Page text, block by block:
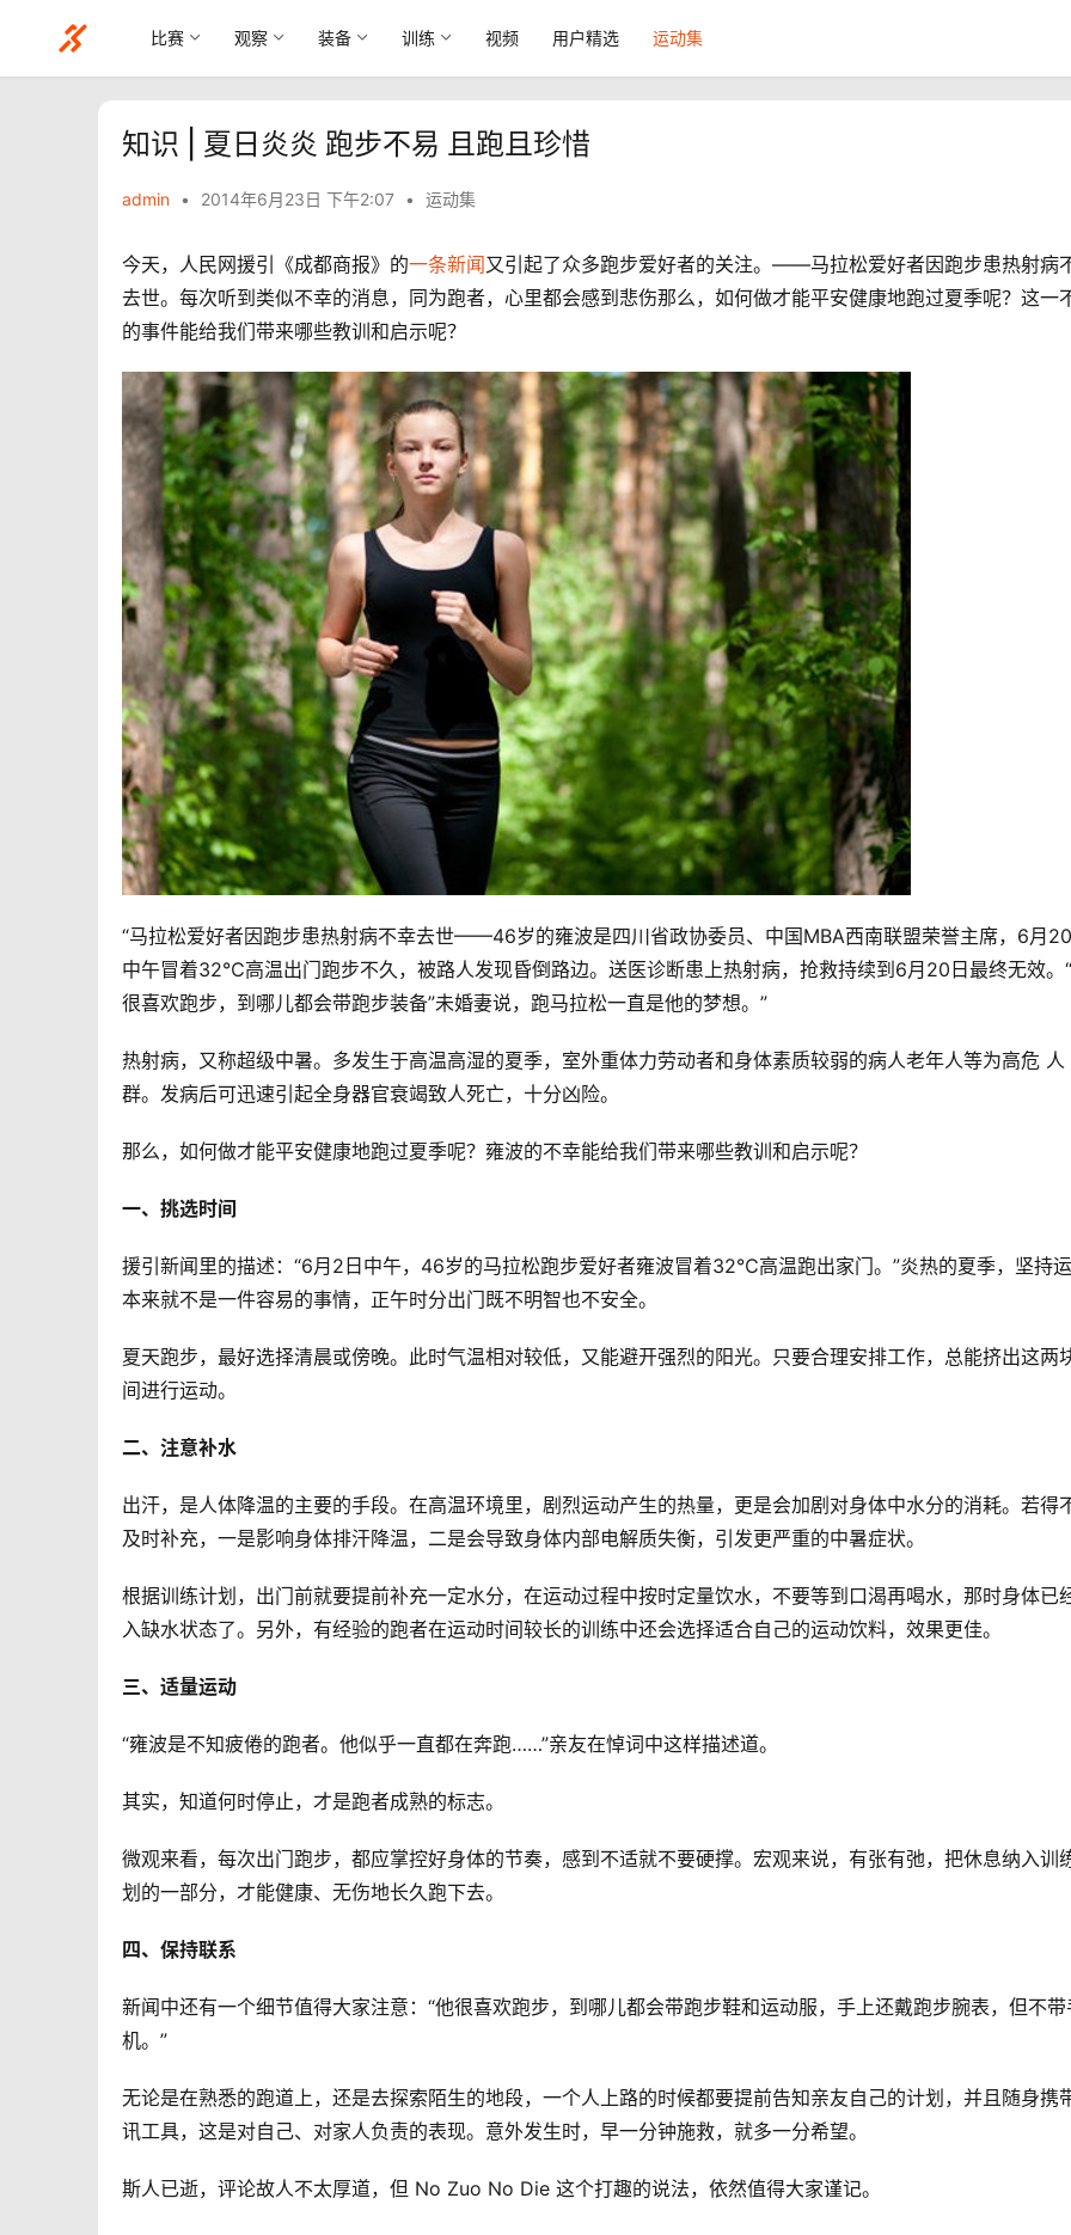
比赛 观察 装备 训练 视频 用户精选 运动集
知识 | 夏日炎炎 跑步不易 且跑且珍惜
admin • 2014年6月23日 下午2:07 • 运动集
今天，人民网援引《成都商报》的一条新闻又引起了众多跑步爱好者的关注。——马拉松爱好者因跑步患热射病
去世。每次听到类似不幸的消息，同为跑者，心里都会感到悲伤那么，如何做才能平安健康地跑过夏季呢？这一
的事件能给我们带来哪些教训和启示呢？
“马拉松爱好者因跑步患热射病不幸去世——46岁的雍波是四川省政协委员、中国MBA西南联盟荣誉主席，6月
中午冒着32℃高温出门跑步不久，被路人发现昏倒路边。送医诊断患上热射病，抢救持续到6月20日最终无效。
很喜欢跑步，到哪儿都会带跑步装备”未婚妻说，跑马拉松一直是他的梦想。”
热射病，又称超级中暑。多发生于高温高湿的夏季，室外重体力劳动者和身体素质较弱的病人老年人等为高危 人
群。发病后可迅速引起全身器官衰竭致人死亡，十分凶险。
那么，如何做才能平安健康地跑过夏季呢？雍波的不幸能给我们带来哪些教训和启示呢？
一、挑选时间
援引新闻里的描述：“6月2日中午，46岁的马拉松跑步爱好者雍波冒着32℃高温跑出家门。”炎热的夏季，坚持
本来就不是一件容易的事情，正午时分出门既不明智也不安全。
夏天跑步，最好选择清晨或傍晚。此时气温相对较低，又能避开强烈的阳光。只要合理安排工作，总能挤出这两
间进行运动。
二、注意补水
出汗，是人体降温的主要的手段。在高温环境里，剧烈运动产生的热量，更是会加剧对身体中水分的消耗。若得
及时补充，一是影响身体排汗降温，二是会导致身体内部电解质失衡，引发更严重的中暑症状。
根据训练计划，出门前就要提前补充一定水分，在运动过程中按时定量饮水，不要等到口渴再喝水，那时身体已
入缺水状态了。另外，有经验的跑者在运动时间较长的训练中还会选择适合自己的运动饮料，效果更佳。
三、适量运动
“雍波是不知疲倦的跑者。他似乎一直都在奔跑……”亲友在悼词中这样描述道。
其实，知道何时停止，才是跑者成熟的标志。
微观来看，每次出门跑步，都应掌控好身体的节奏，感到不适就不要硬撑。宏观来说，有张有弛，把休息纳入训
划的一部分，才能健康、无伤地长久跑下去。
四、保持联系
新闻中还有一个细节值得大家注意：“他很喜欢跑步，到哪儿都会带跑步鞋和运动服，手上还戴跑步腕表，但不带
机。”
无论是在熟悉的跑道上，还是去探索陌生的地段，一个人上路的时候都要提前告知亲友自己的计划，并且随身携
讯工具，这是对自己、对家人负责的表现。意外发生时，早一分钟施救，就多一分希望。
斯人已逝，评论故人不太厚道，但 No Zuo No Die 这个打趣的说法，依然值得大家谨记。